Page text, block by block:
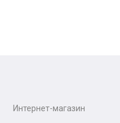
Интернет-магазин